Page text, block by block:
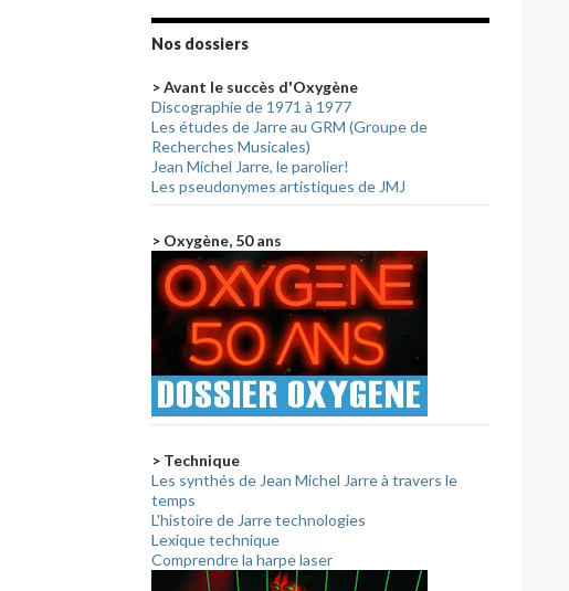
Nos dossiers
> Avant le succès d'Oxygène
Discographie de 1971 à 1977
Les études de Jarre au GRM (Groupe de
Recherches Musicales)
Jean Michel Jarre, le parolier!
Les pseudonymes artistiques de JMJ
> Oxygène, 50 ans
> Technique
Les synthés de Jean Michel Jarre à travers le
temps
L'histoire de Jarre technologies
Lexique technique
Comprendre la harpe laser